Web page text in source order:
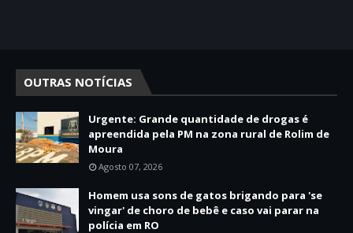
OUTRAS NOTÍCIAS
Urgente: Grande quantidade de drogas é
apreendida pela PM na zona rural de Rolim de
Moura
Agosto 07, 2026
Homem usa sons de gatos brigando para 'se
vingar' de choro de bebê e caso vai parar na
polícia em RO